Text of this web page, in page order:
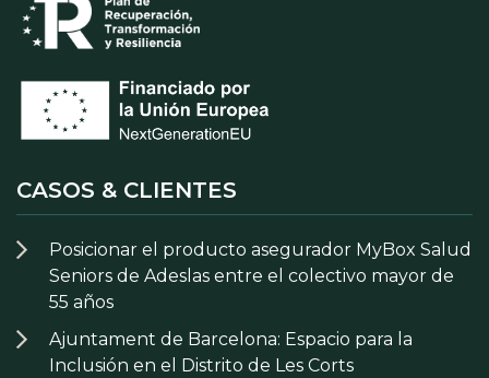
CASOS & CLIENTES
Posicionar el producto asegurador MyBox Salud
Seniors de Adeslas entre el colectivo mayor de
55 años
Ajuntament de Barcelona: Espacio para la
Inclusión en el Distrito de Les Corts